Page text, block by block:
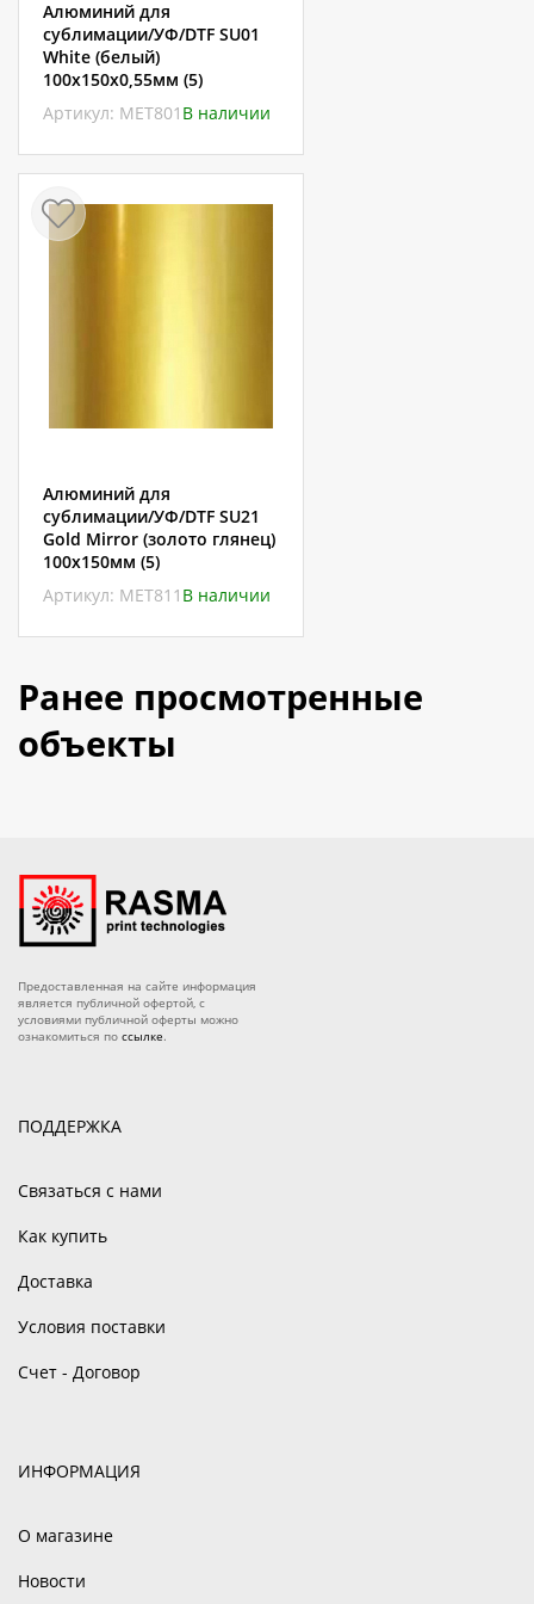
Алюминий для
сублимации/УФ/DTF SU01
White (белый)
100х150х0,55мм (5)
Артикул: МЕТ801 В наличии
Алюминий для
сублимации/УФ/DTF SU21
Gold Mirror (золото глянец)
100х150мм (5)
Артикул: МЕТ811 В наличии
Ранее просмотренные
объекты
Предоставленная на сайте информация
является публичной офертой, с
условиями публичной оферты можно
ознакомиться по ссылке.
ПОДДЕРЖКА
Связаться с нами
Как купить
Доставка
Условия поставки
Счет - Договор
ИНФОРМАЦИЯ
О магазине
Новости